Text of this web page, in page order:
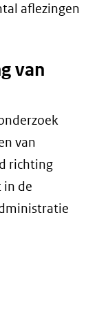
aflezingen
van
van
richting
in de